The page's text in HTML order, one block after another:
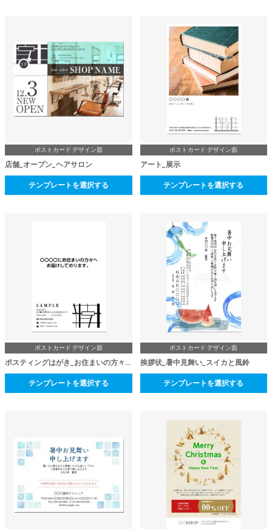
ポストカード デザイン面
店舗_オープン_ヘアサロン
テンプレートを選択する
ポストカード デザイン面
アート_展示
テンプレートを選択する
ポストカード デザイン面
ポスティングはがき_お住まいの方々へ
テンプレートを選択する
ポストカード デザイン面
挨拶状_暑中見舞い_スイカと風鈴
テンプレートを選択する